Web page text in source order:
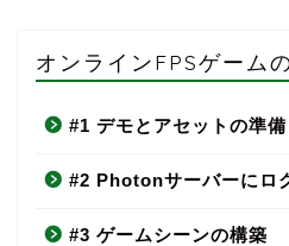
オンラインFPSゲーム
#1 デモとアセットの準備
#2 Photonサーバーにロ
#3 ゲームシーンの構築